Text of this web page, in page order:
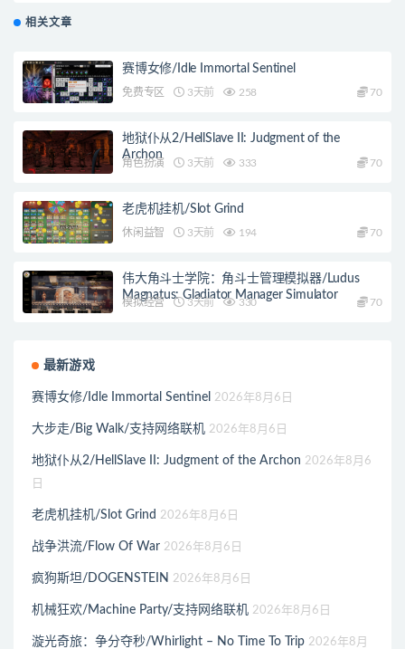
相关文章
赛博女修/Idle Immortal Sentinel
免费专区 3天前 258 70
地狱仆从2/HellSlave II: Judgment of the
Archon
角色扮演 3天前 333 70
老虎机挂机/Slot Grind
休闲益智 3天前 194 70
伟大角斗士学院：角斗士管理模拟器/Ludus
Magnatus: Gladiator Manager Simulator
模拟经营 3天前 330 70
最新游戏
赛博女修/Idle Immortal Sentinel 2026年8月6日
大步走/Big Walk/支持网络联机 2026年8月6日
地狱仆从2/HellSlave II: Judgment of the Archon 2026年8月6
日
老虎机挂机/Slot Grind 2026年8月6日
战争洪流/Flow Of War 2026年8月6日
疯狗斯坦/DOGENSTEIN 2026年8月6日
机械狂欢/Machine Party/支持网络联机 2026年8月6日
漩光奇旅：争分夺秒/Whirlight – No Time To Trip 2026年8月